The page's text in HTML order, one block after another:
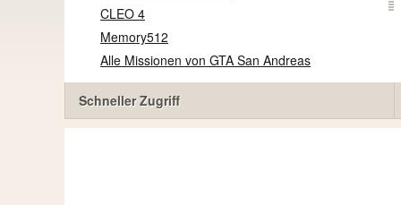
CLEO 4
Memory512
Alle Missionen von GTA San Andreas
Schneller Zugriff